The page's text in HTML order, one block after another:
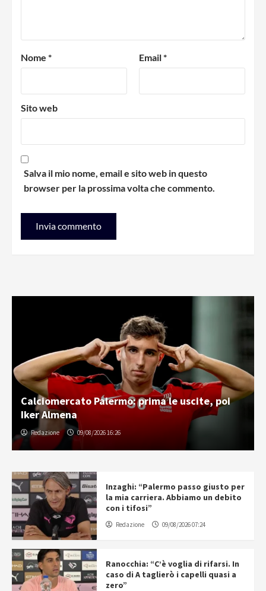
Nome * Email*
Sito web
Salva il mio nome, email e sito web in questo
browser per la prossima volta che commento.
Calciomercato Palermo: prima le uscite, poi
Iker Almena
Redazione 09/08/2026 16:26
Inzaghi: “Palermo passo giusto per
la mia carriera. Abbiamo un debito
con i tifosi”
Redazione 09/08/2026 07:24
Ranocchia: “C’è voglia di rifarsi. In
caso di A taglierò i capelli quasi a
zero”